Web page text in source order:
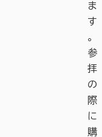
ま
す
。
参
拝
の
際
に
購